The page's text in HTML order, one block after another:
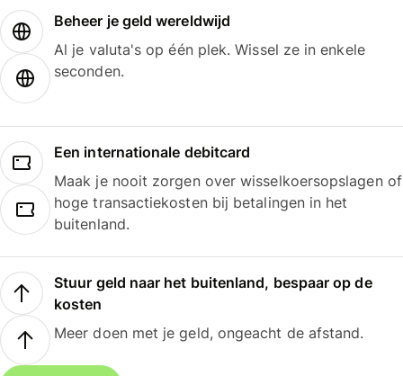
Beheer je geld wereldwijd
Al je valuta's op één plek. Wissel ze in enkele
seconden.
Een internationale debitcard
Maak je nooit zorgen over wisselkoersopslagen of
hoge transactiekosten bij betalingen in het
buitenland.
Stuur geld naar het buitenland, bespaar op de
kosten
Meer doen met je geld, ongeacht de afstand.